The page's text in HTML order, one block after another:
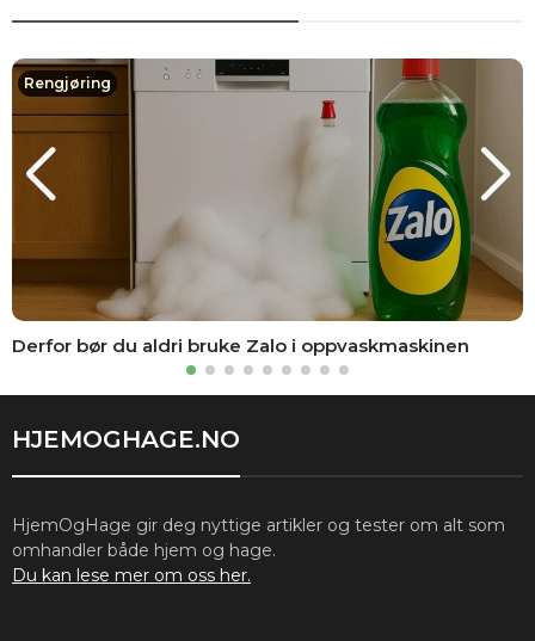
Derfor bør du aldri bruke Zalo i oppvaskmaskinen
Rengjøring
HJEMOGHAGE.NO
HjemOgHage gir deg nyttige artikler og tester om alt som
omhandler både hjem og hage.
Du kan lese mer om oss her.